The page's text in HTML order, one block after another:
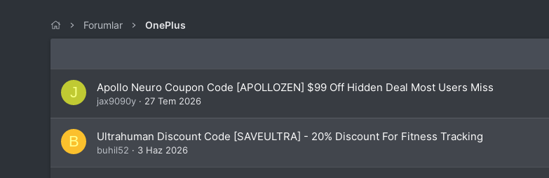
Forumlar OnePlus
J Apollo Neuro Coupon Code [APOLLOZEN] $99 Off Hidden Deal Most Users Miss
jax9090y 27 Tem 2026
B Ultrahuman Discount Code [SAVEULTRA] - 20% Discount For Fitness Tracking
buhil52 3 Haz 2026